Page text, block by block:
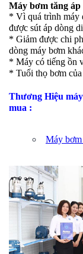
Máy bơm tăng áp
* Vì quá trình máy
được sút áp dòng
* Giảm được chi
dòng máy bơm
* Máy có tiếng ồn
* Tuổi thọ bơm
Thương Hiệu
mua :
Máy